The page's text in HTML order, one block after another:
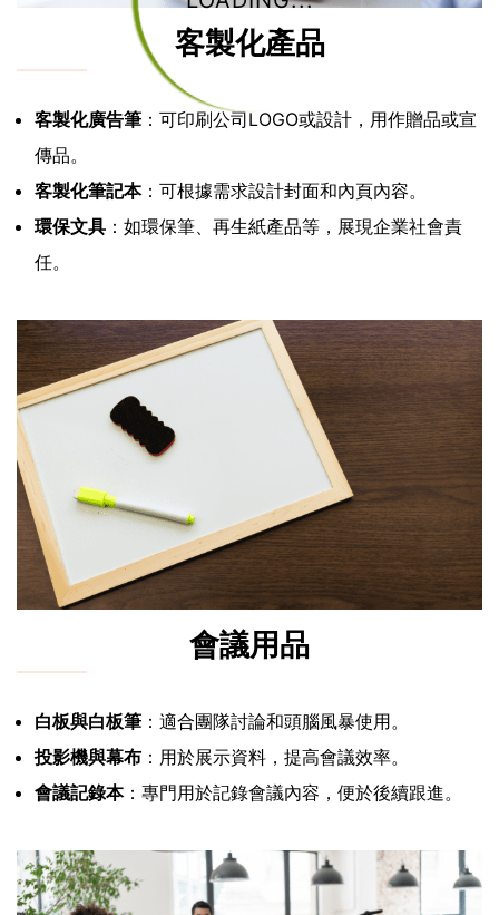
客製化產品
客製化廣告筆 ：可印刷公司LOGO或設計，用作贈品或宣
傳品。
客製化筆記本：可根據需求設計封面和內頁內容。
環保文具 ：如環保筆、再生紙產品等，展現企業社會責
任。
會議用品
白板與白板筆 ：適合團隊討論和頭腦風暴使用。
投影機與幕布 ：用於展示資料，提高會議效率。
會議記錄本：專門用於記錄會議內容，便於後續跟進。